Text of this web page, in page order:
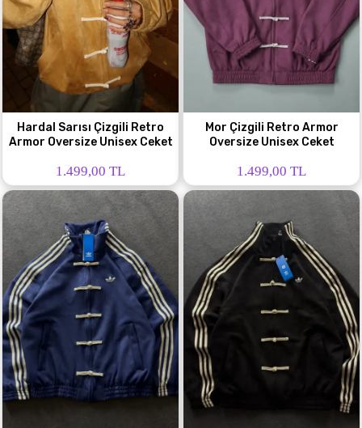
Hardal Sarısı Çizgili Retro
Armor Oversize Unisex Ceket
1.499,00 TL
Mor Çizgili Retro Armor
Oversize Unisex Ceket
1.499,00 TL